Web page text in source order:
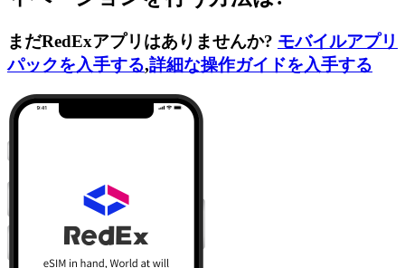
まだRedExアプリはありませんか? モバイルアプリ
パックを入手する,詳細な操作ガイドを入手する